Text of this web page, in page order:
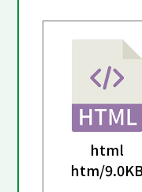
html
htm/9.0KB